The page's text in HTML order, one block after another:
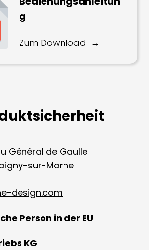
g
Zum Download
Général de Gaulle
sur-Marne
design.com
Person in der EU
KG